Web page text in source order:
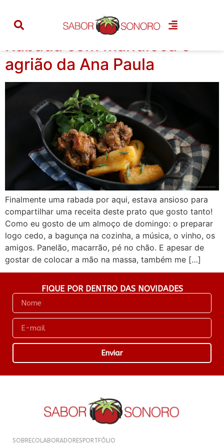
Tag: agrião
Rabada com mandioca e
agrião da Ana Paula
Finalmente uma rabada por aqui, estava ansioso para
compartilhar uma receita deste prato que gosto tanto!
Como eu gosto de um almoço de domingo: o preparar
logo cedo, a bagunça na cozinha, a música, o vinho, os
amigos. Panelão, macarrão, pé no chão. E apesar de
gostar de colocar a mão na massa, também me […]
FIQUE POR DENTRO DAS NOVIDADES
Enviar
SOBRECOLABORADORES PORTFÓLIO